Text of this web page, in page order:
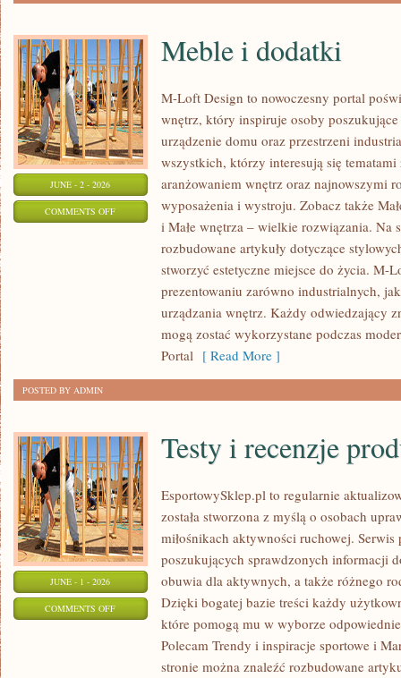
JUNE - 2 - 2026
COMMENTS OFFON
Meble i dodatki
M-Loft Design to nowoczesny portal
wnętrz, który inspiruje osoby
urządzenie domu oraz przestrzeni
wszystkich, którzy interesują się
aranżowaniem wnętrz oraz najnowszymi
wyposażenia i wystroju. Zobacz także
i Małe wnętrza – wielkie rozwiązania. Na
rozbudowane artykuły dotyczące
stworzyć estetyczne miejsce do życia. M-
prezentowaniu zarówno industrialnych,
urządzania wnętrz. Każdy odwiedzający
mogą zostać wykorzystane podczas
Portal [ Read More ]
POSTED BY ADMIN
JUNE - 1 - 2026
COMMENTS OFFON
Testy i recenzje
EsportowySklep.pl to regularnie
została stworzona z myślą o osobach
miłośnikach aktywności ruchowej.
poszukujących sprawdzonych informacji
obuwia dla aktywnych, a także różnego
Dzięki bogatej bazie treści każdy
które pomogą mu w wyborze
Polecam Trendy i inspiracje sportowe i
stronie można znaleźć rozbudowane